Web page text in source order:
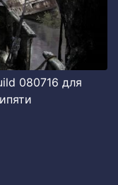
080716 для